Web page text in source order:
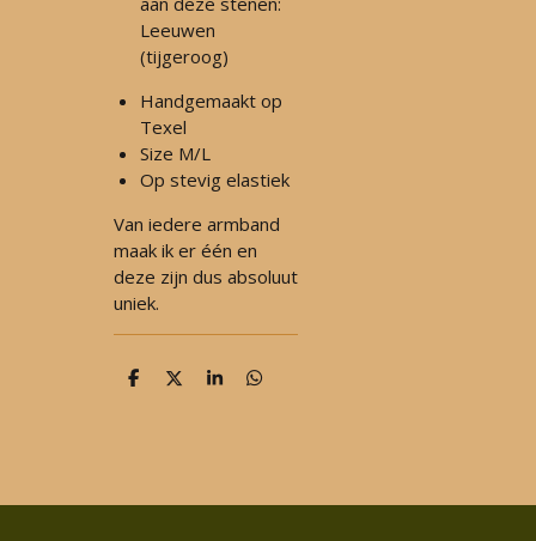
Leeuwen
(tijgeroog)
Handgemaakt op
Texel
Size M/L
Op stevig elastiek
Van iedere armband
maak ik er één en
deze zijn dus absoluut
uniek.
D
D
S
D